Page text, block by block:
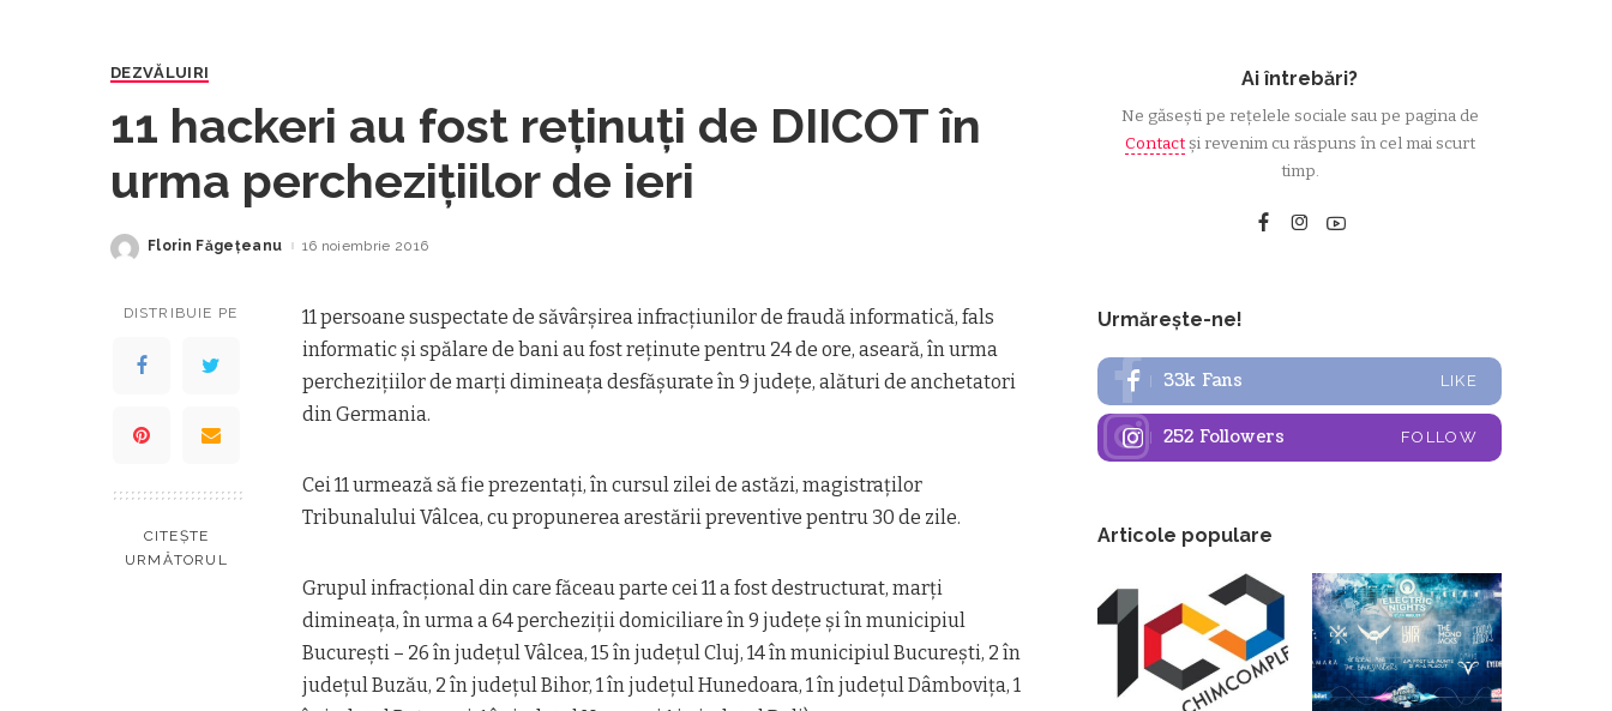
DEZVĂLUIRI
11 hackeri au fost reţinuţi de DIICOT în
urma perchezițiilor de ieri
Posted
Florin Făgeţeanu 16 noiembrie 2016
DISTRIBUIE PE
CITEȘTE
URMĂTORUL
11 persoane suspectate de săvârşirea infracţiunilor de fraudă informatică, fals
informatic şi spălare de bani au fost reţinute pentru 24 de ore, aseară, în urma
percheziţiilor de marţi dimineaţa desfăşurate în 9 judeţe, alături de anchetatori
din Germania.
Cei 11 urmează să fie prezentaţi, în cursul zilei de astăzi, magistraţilor
Tribunalului Vâlcea, cu propunerea arestării preventive pentru 30 de zile.
Grupul infracţional din care făceau parte cei 11 a fost destructurat, marţi
dimineaţa, în urma a 64 percheziţii domiciliare în 9 judeţe şi în municipiul
Bucureşti – 26 în judeţul Vâlcea, 15 în judeţul Cluj, 14 în municipiul Bucureşti, 2 în
judeţul Buzău, 2 în judeţul Bihor, 1 în judeţul Hunedoara, 1 în judeţul Dâmboviţa, 1
Ai întrebări?
Ne găsești pe rețelele sociale sau pe pagina de
Contactși revenim cu răspuns în cel mai scurt
timp.
Urmărește-ne!
33k Fans LIKE
252 Followers FOLLOW
Articole populare